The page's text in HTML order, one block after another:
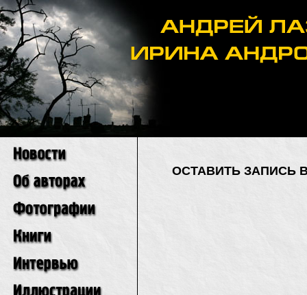
ОСТАВИТЬ ЗАПИСЬ